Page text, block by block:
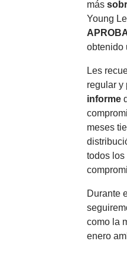
más
Young
obtenido
Les
regular y
informe
meses
todos los
Durante
como la
enero